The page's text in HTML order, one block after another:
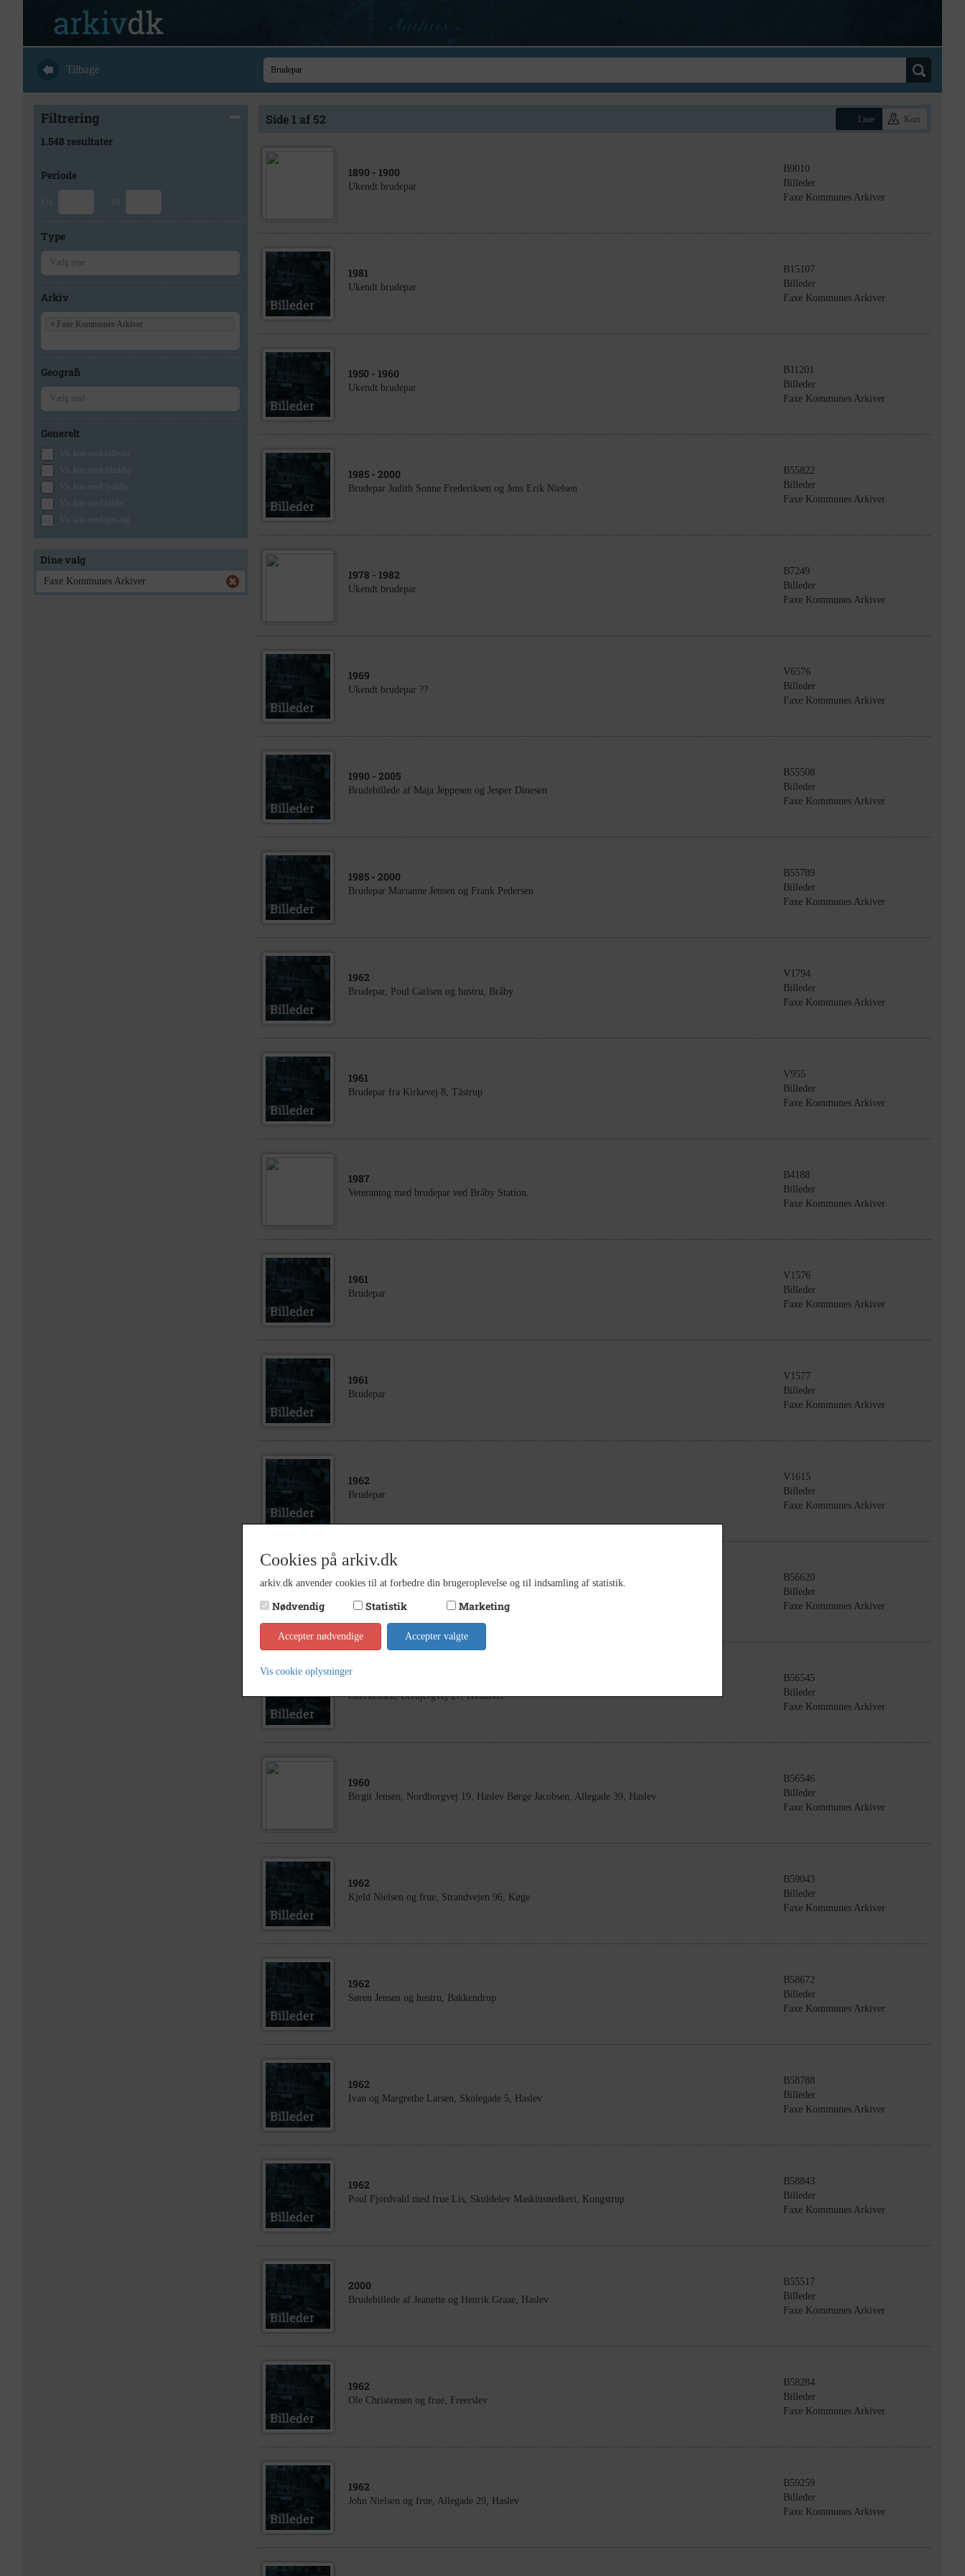
Tilbage
Filtrering
1.548 resultater
Periode
Fra Til
Type
Arkiv
× Faxe Kommunes Arkiver
Geografi
Generelt
Vis kun med billeder
Vis kun med filmklip
Vis kun med lydklip
Vis kun med kilder
Vis kun med geo-tag
Dine valg
Faxe Kommunes Arkiver
Side 1 af 52 Liste Kort
1890 - 1900
Ukendt brudepar
B9010
Billeder
Faxe Kommunes Arkiver
1981
Ukendt brudepar
B15107
Billeder
Faxe Kommunes Arkiver
1950 - 1960
Ukendt brudepar
B11201
Billeder
Faxe Kommunes Arkiver
1985 - 2000
Brudepar Judith Sonne Frederiksen og Jens Erik Nielsen
B55822
Billeder
Faxe Kommunes Arkiver
1978 - 1982
Ukendt brudepar
B7249
Billeder
Faxe Kommunes Arkiver
1969
Ukendt brudepar ??
V6576
Billeder
Faxe Kommunes Arkiver
1990 - 2005
Brudebillede af Maja Jeppesen og Jesper Dinesen
B55508
Billeder
Faxe Kommunes Arkiver
1985 - 2000
Brudepar Marianne Jensen og Frank Pedersen
B55789
Billeder
Faxe Kommunes Arkiver
1962
Brudepar, Poul Carlsen og hustru, Bråby
V1794
Billeder
Faxe Kommunes Arkiver
1961
Brudepar fra Kirkevej 8, Tåstrup
V955
Billeder
Faxe Kommunes Arkiver
1987
Veterantog med brudepar ved Bråby Station.
B4188
Billeder
Faxe Kommunes Arkiver
1961
Brudepar
V1576
Billeder
Faxe Kommunes Arkiver
1961
Brudepar
V1577
Billeder
Faxe Kommunes Arkiver
1962
Brudepar
V1615
Billeder
Faxe Kommunes Arkiver
1960
B56620
Billeder
Faxe Kommunes Arkiver
Christensen, Lerbjergvej 27, Hvidovre
B56545
Billeder
Faxe Kommunes Arkiver
1960
Birgit Jensen, Nordborgvej 19, Haslev Børge Jacobsen, Allegade 39, Haslev
B56546
Billeder
Faxe Kommunes Arkiver
1962
Kjeld Nielsen og frue, Strandvejen 96, Køge
B59043
Billeder
Faxe Kommunes Arkiver
1962
Søren Jensen og hustru, Bakkendrup
B58672
Billeder
Faxe Kommunes Arkiver
1962
Ivan og Margrethe Larsen, Skolegade 5, Haslev
B58788
Billeder
Faxe Kommunes Arkiver
1962
Poul Fjordvald med frue Lis, Skuldelev Maskinsnedkeri, Kongstrup
B58843
Billeder
Faxe Kommunes Arkiver
2000
Brudebillede af Jeanette og Henrik Graae, Haslev
B55517
Billeder
Faxe Kommunes Arkiver
1962
Ole Christensen og frue, Freerslev
B58284
Billeder
Faxe Kommunes Arkiver
1962
John Nielsen og frue, Allegade 29, Haslev
B59259
Billeder
Faxe Kommunes Arkiver
Cookies på arkiv.dk
arkiv.dk anvender cookies til at forbedre din brugeroplevelse og til indsamling af statistik.
Nødvendig Statistik Marketing
Accepter nødvendige Accepter valgte
Vis cookie oplysninger